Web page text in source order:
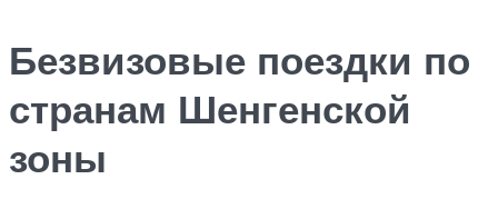
Безвизовые поездки по
странам Шенгенской
зоны